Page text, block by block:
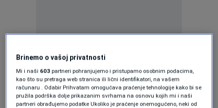
tamo bogat program, a ono što je posebno
privuklo pažnju Amerikanaca bila je džinovska
džezva kafe ispred stadiona.
Brinemo o vašoj privatnosti
Mi i naši 603 partneri pohranjujemo i pristupamo osobnim podacima,
kao što su pretraga web stranica ili lični identifikatori, na vašem
računaru . Odabir Prihvatam omogućava praćenje tehnologije kako bi se
pružila podrška dolje prikazanim svrhama na osnovu kojih mi i naši
partneri obrađujemo podatke Ukoliko je praćenje onemogućeno, neki od